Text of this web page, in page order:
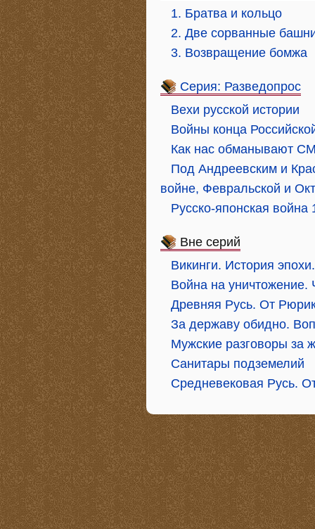
1. Братва и кольцо
2. Две сорванные
3. Возвращение бомжа
Серия: Разведопрос
Вехи русской истории
Войны конца
Как нас обманывают
Под Андреевским и
войне, Февральской и
Русско-японская война
Вне серий
Викинги. История
Война на уничтожение.
Древняя Русь. От
За державу обидно.
Мужские разговоры за
Санитары подземелий
Средневековая Русь.